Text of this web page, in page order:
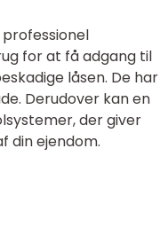
for at få adgang til
låsen. De har
Derudover kan en
der giver
din ejendom.